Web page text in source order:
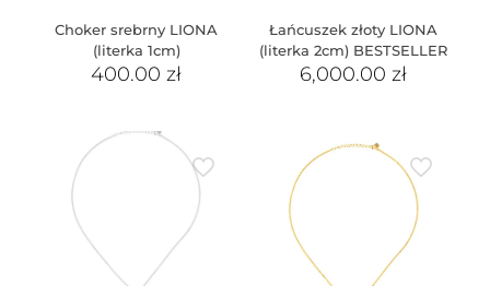
Choker srebrny LIONA
(literka 1cm)
400.00zł
Łańcuszek złoty LIONA
(literka 2cm) BESTSELLER
6,000.00zł